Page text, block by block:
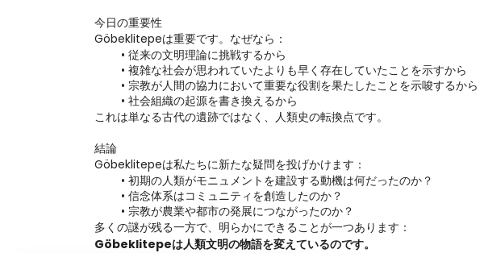
今日の重要性
Göbeklitepeは重要です。なぜなら：
従来の文明理論に挑戦するから
複雑な社会が思われていたよりも早く存在していたことを示すから
宗教が人間の協力において重要な役割を果たしたことを示唆するから
社会組織の起源を書き換えるから
これは単なる古代の遺跡ではなく、人類史の転換点です。
結論
Göbeklitepeは私たちに新たな疑問を投げかけます：
初期の人類がモニュメントを建設する動機は何だったのか？
信念体系はコミュニティを創造したのか？
宗教が農業や都市の発展につながったのか？
多くの謎が残る一方で、明らかにできることが一つあります：
Göbeklitepeは人類文明の物語を変えているのです。